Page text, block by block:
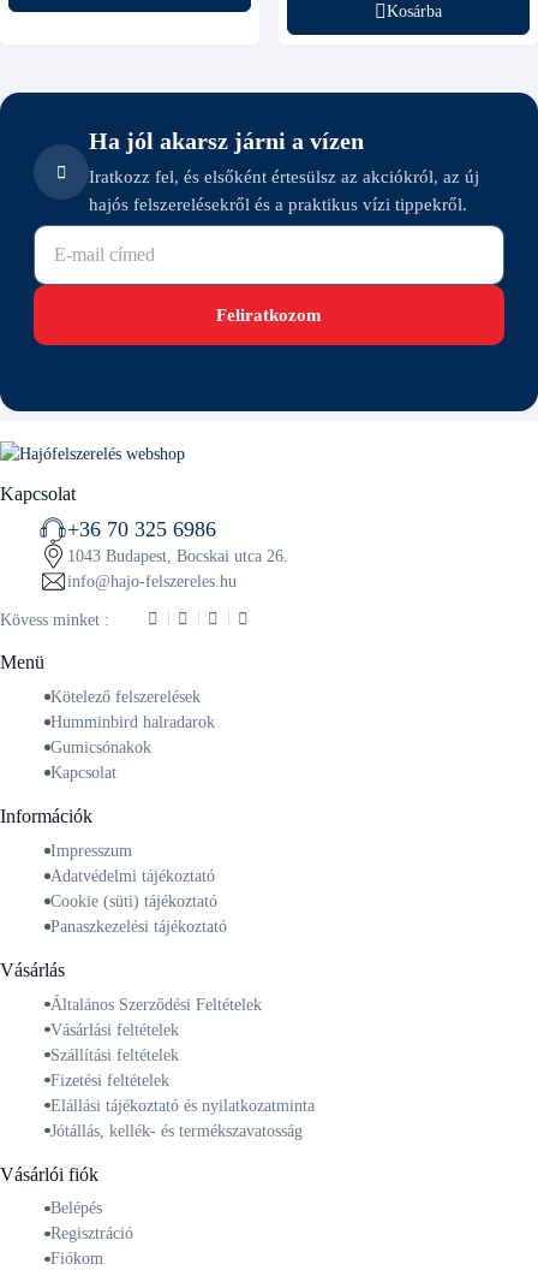
Kosárba
Ha jól akarsz járni a vízen
Iratkozz fel, és elsőként értesülsz az akciókról, az új
hajós felszerelésekről és a praktikus vízi tippekről.
E-mail cím
Feliratkozom
Kapcsolat
+36 70 325 6986
1043 Budapest, Bocskai utca 26.
info@hajo-felszereles.hu
Kövess minket :
Menü
Kötelező felszerelések
Humminbird halradarok
Gumicsónakok
Kapcsolat
Információk
Impresszum
Adatvédelmi tájékoztató
Cookie (süti) tájékoztató
Panaszkezelési tájékoztató
Vásárlás
Általános Szerződési Feltételek
Vásárlási feltételek
Szállítási feltételek
Fizetési feltételek
Elállási tájékoztató és nyilatkozatminta
Jótállás, kellék- és termékszavatosság
Vásárlói fiók
Belépés
Regisztráció
Fiókom